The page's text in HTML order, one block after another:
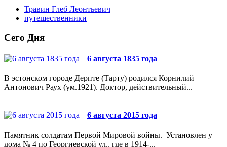
Травин Глеб Леонтьевич
путешественники
Сего Дня
6 августа 1835 года
В эстонском городе Дерпте (Тарту) родился Корнилий
Антонович Раух (ум.1921). Доктор, действительный...
6 августа 2015 года
Памятник солдатам Первой Мировой войны. Установлен у
дома № 4 по Георгиевской ул., где в 1914-...